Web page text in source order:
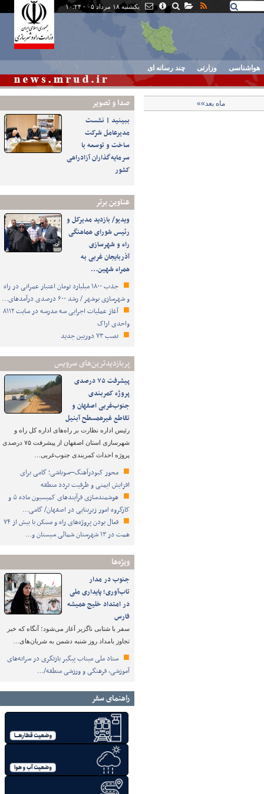
یکشنبه ۱۸ مرداد ۰۵ - ۱۰:۲۴
هواشناسی وزارتی چند رسانه ای
صدا و تصوير
ببینید | نشست
مدیرعامل شرکت
ساخت و توسعه با
سرمایه‌گذاران آزادراهی
کشور
عناوین برتر
ویدیو/ بازدید مدیرکل و
رئیس شورای هماهنگی
راه و شهرسازی
آذربایجان غربی به
همراه شهین…
جذب ۱۸۰۰ میلیارد تومان اعتبار عمرانی در راه
و شهرسازی بوشهر / رشد ۶۰۰ درصدی درآمدهای…
آغاز عملیات اجرایی سه مدرسه در سایت ۸۱۱۲
واحدی اراک
نصب ۷۳ دوربین جدید
پربازدیدترین‌های سرویس
پیشرفت ۷۵ درصدی
پروژه کمربندی
جنوب‌غربی اصفهان و
تقاطع غیرهمسطح آبنیل
رئیس اداره نظارت بر راه‌های اداره کل راه و
شهرسازی استان اصفهان از پیشرفت ۷۵ درصدی
پروژه احداث کمربندی جنوب‌غربی…
محور کبودرآهنگ–سوباشی؛ گامی برای
افزایش ایمنی و ظرفیت تردد منطقه
هوشمندسازی فرآیندهای کمیسیون ماده ۵ و
کارگروه امور زیربنایی در اصفهان/ گامی…
فعال بودن پروژه‌های راه و مسکن با بیش از ۷۴
همت در ۱۳ شهرستان شمالی سیستان و…
ویژه‌ها
جنوب در مدار
تاب‌آوری؛ پایداری ملی
در امتداد خلیج همیشه
فارس
سفر با شتابی ناگزیر آغاز می‌شود؛ آنگاه که خبر
تجاوز بامداد روز شنبه دشمن به شریان‌های…
ستاد ملی میناب پیگیر بازنگری در سرانه‌های
آموزشی، فرهنگی و ورزشی منطقه/…
راهنمای سفر
ماه بعد»»